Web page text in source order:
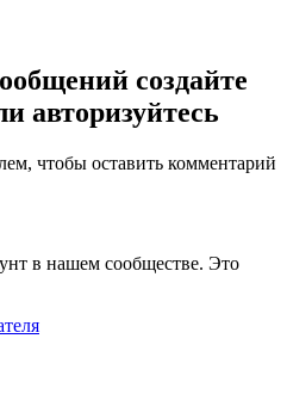
создайте
авторизуйтесь
чтобы оставить комментарий
в нашем сообществе. Это